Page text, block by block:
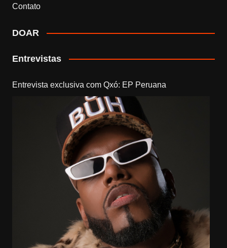
Contato
DOAR
Entrevistas
Entrevista exclusiva com Qxó: EP Peruana